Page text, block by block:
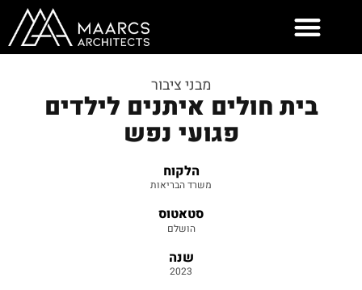
מבני ציבור
בית חולים איתנים לילדים
פגועי נפש
הלקוח
משרד הבריאות
סטאטוס
הושלם
שנה
2023